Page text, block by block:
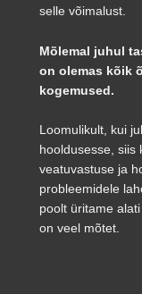
selle võimalust.
Mõlemal juhul
on olemas kõik
kogemused.
Loomulikult, kui
hooldusesse, siis
veatuvastuse ja
probleemidele
poolt üritame
on veel mõtet.